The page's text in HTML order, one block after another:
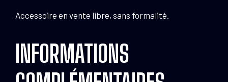
Accessoire en vente libre, sans formalité.
INFORMATIONS